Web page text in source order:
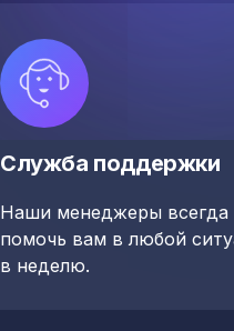
Служба поддержки
Наши менеджеры всегда
помочь вам в любой
в неделю.